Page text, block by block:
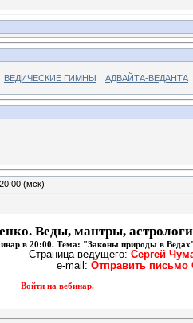
ВЕДИЧЕСКИЕ ГИМНЫ АДВАЙТА-ВЕДАНТА
(мск)
Веды, мантры,
в 20:00. Тема: "Законы природы в
Страница ведущего: Сергей
e-mail: Отправить письмо
Войти на вебинар.